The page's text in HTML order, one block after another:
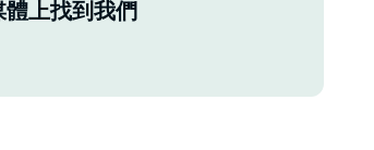
體上找到我們